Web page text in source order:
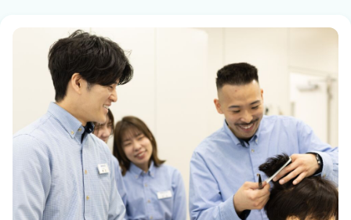
弘前駅 徒歩1分
Agu hair viseo 弘前早稲田店
弘前駅 車9分
Agu hairbless小比内
弘前東高前駅 徒歩10分
Agu hair veil弘前
弘前駅 徒歩15分